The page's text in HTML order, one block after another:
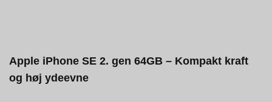
Apple iPhone SE 2. gen 64GB – Kompakt kraft
og høj ydeevne